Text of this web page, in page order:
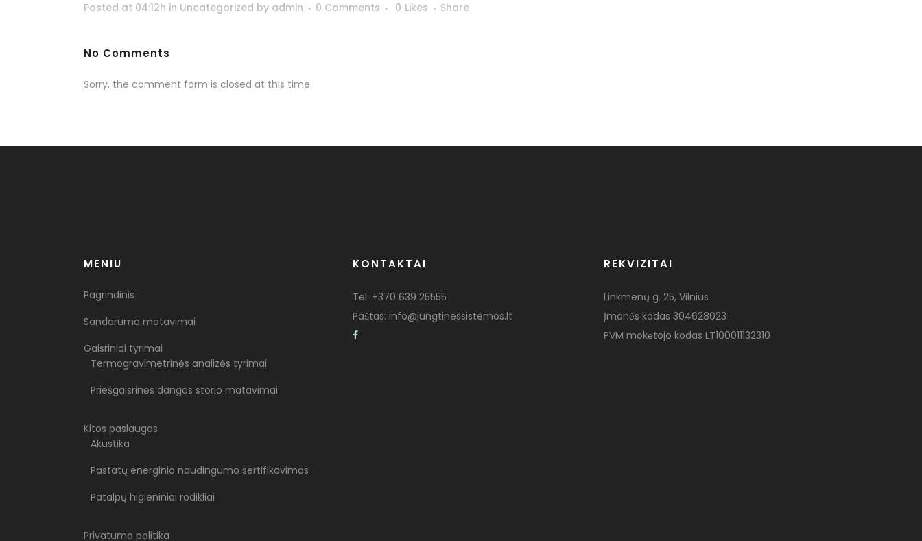
Posted at 04:12h in Uncategorized by admin 0 Comments 0 Likes Share
No Comments
Sorry, the comment form is closed at this time.
MENIU
Pagrindinis
Sandarumo matavimai
Gaisriniai tyrimai
Termogravimetrinės analizės tyrimai
Priešgaisrinės dangos storio matavimai
Kitos paslaugos
Akustika
Pastatų energinio naudingumo sertifikavimas
Patalpų higieniniai rodikliai
Privatumo politika
KONTAKTAI
Tel: +370 639 25555
Paštas: info@jungtinessistemos.lt
REKVIZITAI
Linkmenų g. 25, Vilnius
Įmonės kodas 304628023
PVM mokėtojo kodas LT100011132310